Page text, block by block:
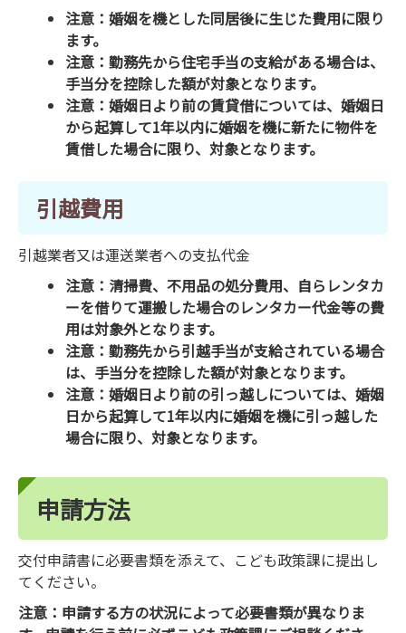
注意：婚姻を機とした同居後に生じた費用に限り
ます。
注意：勤務先から住宅手当の支給がある場合は、
手当分を控除した額が対象となります。
注意：婚姻日より前の賃貸借については、婚姻日
から起算して1年以内に婚姻を機に新たに物件を
賃借した場合に限り、対象となります。
引越費用
引越業者又は運送業者への支払代金
注意：清掃費、不用品の処分費用、自らレンタカ
ーを借りて運搬した場合のレンタカー代金等の費
用は対象外となります。
注意：勤務先から引越手当が支給されている場合
は、手当分を控除した額が対象となります。
注意：婚姻日より前の引っ越しについては、婚姻
日から起算して1年以内に婚姻を機に引っ越した
場合に限り、対象となります。
申請方法
交付申請書に必要書類を添えて、こども政策課に提出し
てください。
注意：申請する方の状況によって必要書類が異なりま